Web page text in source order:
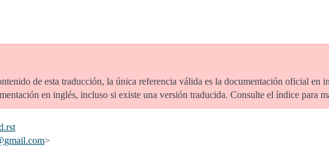
de esta traducción, la única referencia válida es la documentación oficial en
en inglés, incluso si existe una versión traducida. Consulte el índice para
gmail.com>